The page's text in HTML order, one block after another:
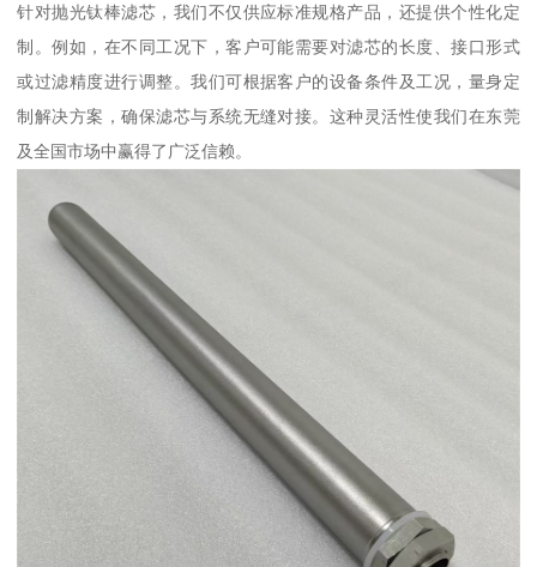
针对抛光钛棒滤芯，我们不仅供应标准规格产品，还提供个性化定
制。例如，在不同工况下，客户可能需要对滤芯的长度、接口形式
或过滤精度进行调整。我们可根据客户的设备条件及工况，量身定
制解决方案，确保滤芯与系统无缝对接。这种灵活性使我们在东莞
及全国市场中赢得了广泛信赖。